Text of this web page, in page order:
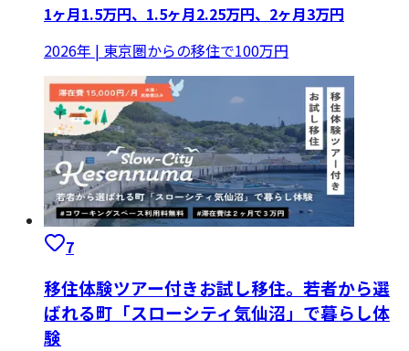
1ヶ月1.5万円、1.5ヶ月2.25万円、2ヶ月3万円
2026年 | 東京圏からの移住で100万円
7
移住体験ツアー付きお試し移住。若者から選
ばれる町「スローシティ気仙沼」で暮らし体
験